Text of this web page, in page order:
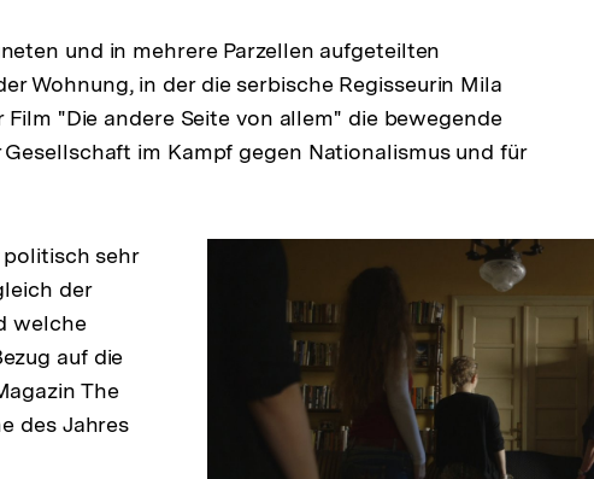
und in mehrere Parzellen aufgeteilten
Wohnung, in der die serbische Regisseurin Mila
"Die andere Seite von allem" die bewegende
im Kampf gegen Nationalismus und für
In
Lightbox
öffnen
sehr
der
welche
auf die
The
des Jahres